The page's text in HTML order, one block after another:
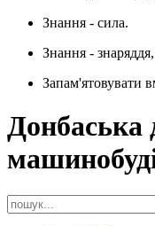
Знання - сила.
Знання -
Запам'ятовувати
Донбаська